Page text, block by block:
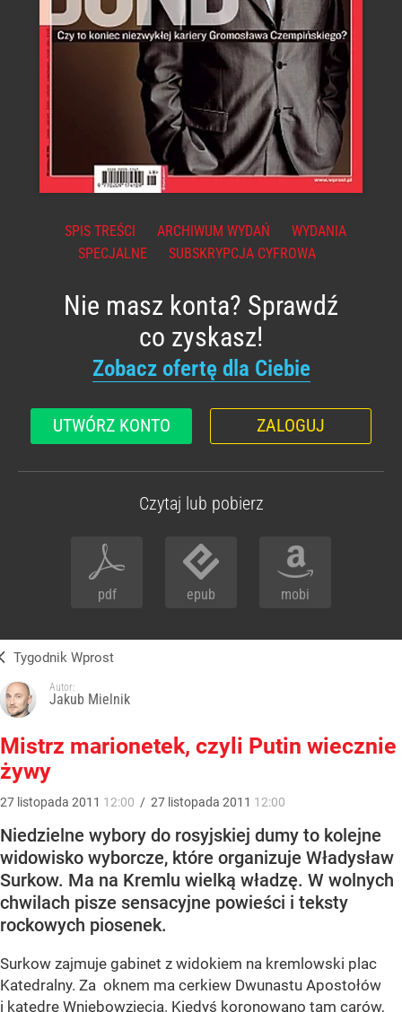
SPIS TREŚCI ARCHIWUM WYDAŃ
WYDANIA
SPECJALNE
SUBSKRYPCJA CYFROWA
Nie masz konta? Sprawdź
co zyskasz!
Zobacz ofertę dla Ciebie
UTWÓRZ KONTO ZALOGUJ
Czytaj lub pobierz
pdf epub mobi
Tygodnik Wprost
Autor:
Jakub Mielnik
Mistrz marionetek, czyli Putin wiecznie
żywy
27 listopada 2011 12:00 / 27 listopada 2011 12:00
Niedzielne wybory do rosyjskiej dumy to kolejne
widowisko wyborcze, które organizuje Władysław
Surkow. Ma na Kremlu wielką władzę. W wolnych
chwilach pisze sensacyjne powieści i teksty
rockowych piosenek.
Surkow zajmuje gabinet z widokiem na kremlowski plac
Katedralny. Za oknem ma cerkiew Dwunastu Apostołów
i katedrę Wniebowzięcia. Kiedyś koronowano tam carów,